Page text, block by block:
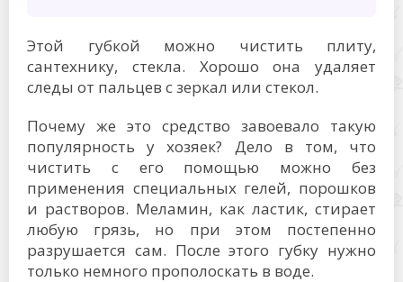
Этой губкой можно чистить плиту,
сантехнику, стекла. Хорошо она удаляет
следы от пальцев с зеркал или стекол.
Почему же это средство завоевало такую
популярность у хозяек? Дело в том, что
чистить с его помощью можно без
применения специальных гелей, порошков
и растворов. Меламин, как ластик, стирает
любую грязь, но при этом постепенно
разрушается сам. После этого губку нужно
только немного прополоскать в воде.